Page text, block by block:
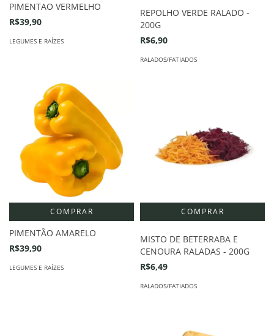
PIMENTAO VERMELHO
R$39,90
LEGUMES E RAÍZES
REPOLHO VERDE RALADO -
200G
R$6,90
RALADOS/FATIADOS
COMPRAR
PIMENTÃO AMARELO
R$39,90
LEGUMES E RAÍZES
MISTO DE BETERRABA E
CENOURA RALADAS - 200G
R$6,49
RALADOS/FATIADOS